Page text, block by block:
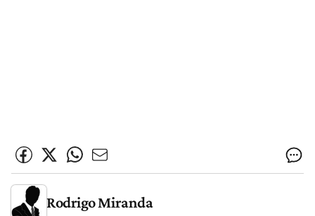
Rodrigo Miranda